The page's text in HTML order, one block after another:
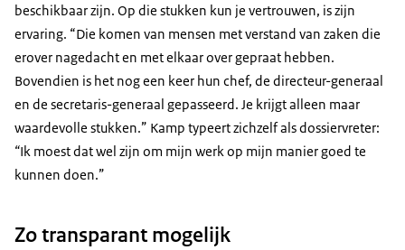
beschikbaar zijn. Op die stukken kun je vertrouwen, is zijn
ervaring. “Die komen van mensen met verstand van zaken die
erover nagedacht en met elkaar over gepraat hebben.
Bovendien is het nog een keer hun chef, de directeur-generaal
en de secretaris-generaal gepasseerd. Je krijgt alleen maar
waardevolle stukken.” Kamp typeert zichzelf als dossiervreter:
“Ik moest dat wel zijn om mijn werk op mijn manier goed te
kunnen doen.”
Zo transparant mogelijk